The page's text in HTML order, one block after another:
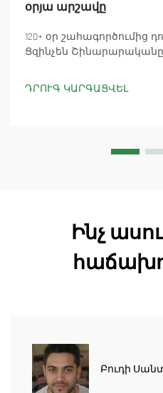
օրյա արշավը
120+ օր շահագործումից
Ցզինչեն
ապահովելով 18
տնտեսուղղիչների
ԴՐՈՒԳ ԿԱՐԳԱՑՎԵԼ
Ինչ
Բուդի